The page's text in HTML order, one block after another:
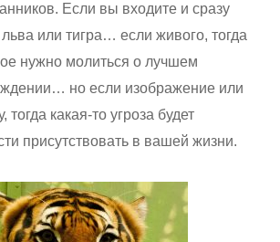
Если вы входите и сразу
или тигра… если живого, тогда
нужно молиться о лучшем
но если изображение или
тогда какая-то угроза будет
присутствовать в вашей жизни.